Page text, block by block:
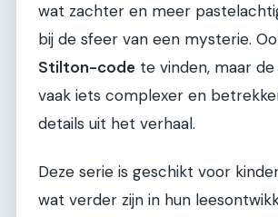
wat zachter en meer
bij de sfeer van een mysterie.
Stilton-code te vinden, maar
vaak iets complexer en
details uit het verhaal.
Deze serie is geschikt voor
wat verder zijn in hun